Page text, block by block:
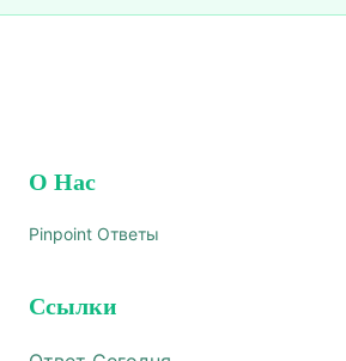
О Нас
Pinpoint Ответы
Ссылки